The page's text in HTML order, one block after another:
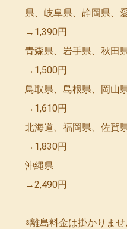
県、岐阜県、静岡県、
→1,390円
青森県、岩手県、秋田
→1,500円
鳥取県、島根県、岡山
→1,610円
北海道、福岡県、佐賀
→1,830円
沖縄県
→2,490円
※離島料金は掛かりませ